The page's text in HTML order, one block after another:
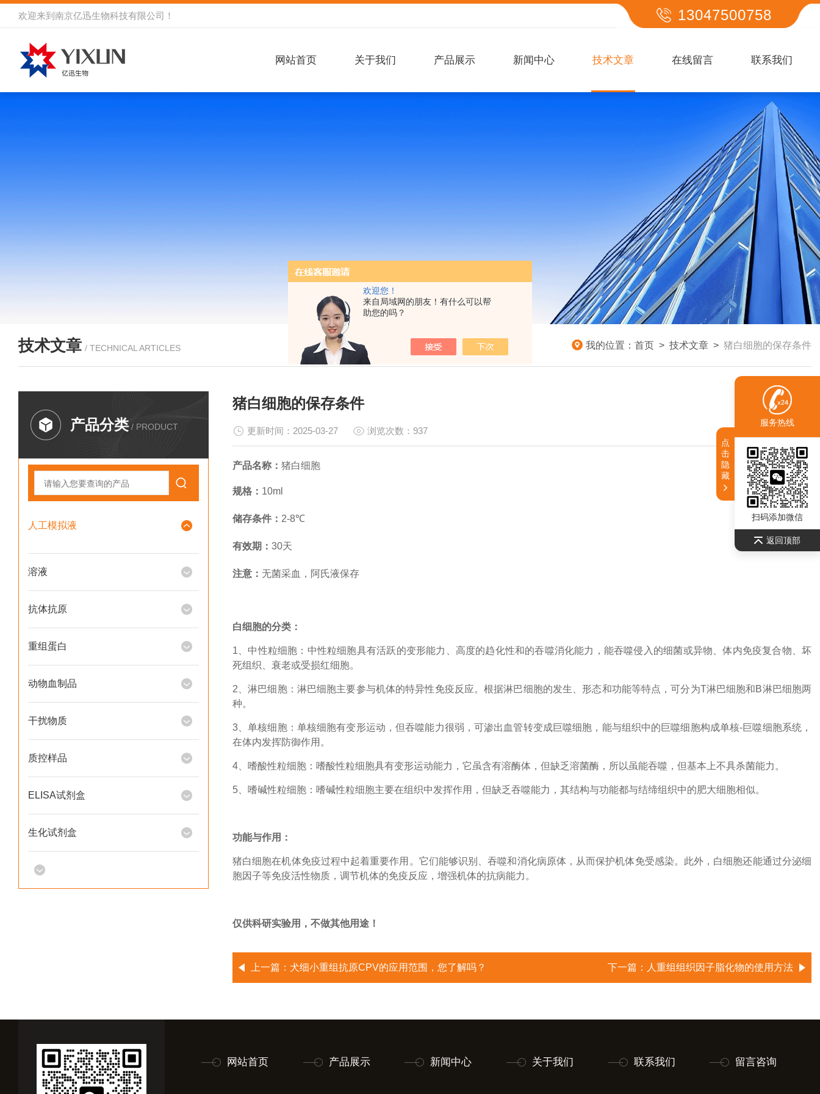
欢迎您！
来自局域网的朋友！有什么可以帮
助您的吗？
欢迎来到 南京亿迅生物科技有限公司 ！ 13047500758
网站首页 关于我们 产品展示 新闻中心 技术文章 在线留言 联系我们
技术文章 / TECHNICAL ARTICLES 我的位置： 首页 > 技术文章 > 猪白细胞的保存条件
产品分类 / PRODUCT
人工模拟液
溶液
抗体抗原
重组蛋白
动物血制品
干扰物质
质控样品
ELISA试剂盒
生化试剂盒
猪白细胞的保存条件
更新时间：2025-03-27 浏览次数：937
产品名称： 猪白细胞
规格： 10ml
储存条件： 2-8℃
有效期： 30天
注意： 无菌采血，阿氏液保存
白细胞的分类：
1 、中性粒细胞 ：中性粒细胞具有活跃的变形能力、高度的趋化性和的吞噬消化能力，能吞噬侵入的细菌或异物、体内免疫复合物、坏
死组织、衰老或受损红细胞。
2 、淋巴细胞：淋巴细胞主要参与机体的特异性免疫反应。根据淋巴细胞的发生、形态和功能等特点，可分为T淋巴细胞和B淋巴细胞两
种。
3 、单核细胞：单核细胞有变形运动，但吞噬能力很弱，可渗出血管转变成巨噬细胞，能与组织中的巨噬细胞构成单核-巨噬细胞系统，
在体内发挥防御作用。
4 嗜酸性粒细胞：嗜酸性粒细胞具有变形运动能力，它虽含有溶酶体，但缺乏溶菌酶，所以虽能吞噬，但基本上不具杀菌能力。
5 嗜碱性粒细胞：嗜碱性粒细胞主要在组织中发挥作用，但缺乏吞噬能力，其结构与功能都与结缔组织中的肥大细胞相似。
功能与作用：
猪白细胞在机体免疫过程中起着重要作用。它们能够识别、吞噬和消化病原体，从而保护机体免受感染。此外，白细胞还能通过分泌细
胞因子等免疫活性物质，调节机体的免疫反应，增强机体的抗病能力。
仅供科研实验用，不做其他用途！
上一篇： 犬细小重组抗原CPV的应用范围，您了解吗？ 下一篇： 人重组组织因子脂化物的使用方法
网站首页 产品展示 新闻中心 关于我们 联系我们 留言咨询
服务热线
扫码添加微信
返回顶部
点
击
隐
藏